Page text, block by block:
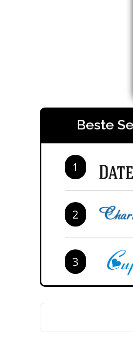
Beste
1
2
3